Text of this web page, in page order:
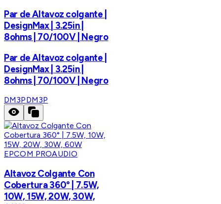
Par de Altavoz colgante |
DesignMax | 3.25in |
8ohms | 70/100V | Negro
Par de Altavoz colgante |
DesignMax | 3.25in |
8ohms | 70/100V | Negro
DM3PDM3P
EPCOM PROAUDIO
Altavoz Colgante Con
Cobertura 360° | 7.5W,
10W, 15W, 20W, 30W,